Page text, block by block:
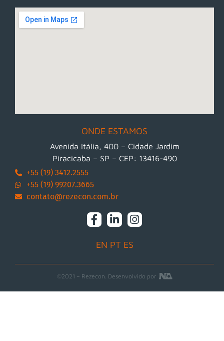
ONDE ESTAMOS
Avenida Itália, 400 – Cidade Jardim
Piracicaba – SP – CEP: 13416-490
+55 (19) 3412.2555
+55 (19) 99207.3665
contato@rezecon.com.br
EN PT ES
©2021 – Rezecon. Desenvolvido por